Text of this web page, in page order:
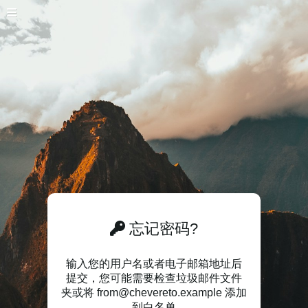
忘记密码?
输入您的用户名或者电子邮箱地址后
提交，您可能需要检查垃圾邮件文件
夹或将 from@chevereto.example 添加